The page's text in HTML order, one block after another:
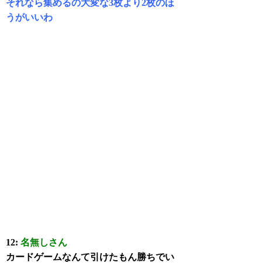
それなら集めるの大変な3枚より2枚のほ
うがいいわ
12:名無しさん
カードゲームなんて引けたもん勝ちでい